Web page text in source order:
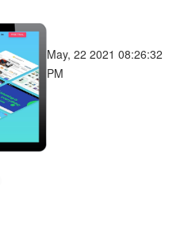
May, 22 2021 08:26:32
PM